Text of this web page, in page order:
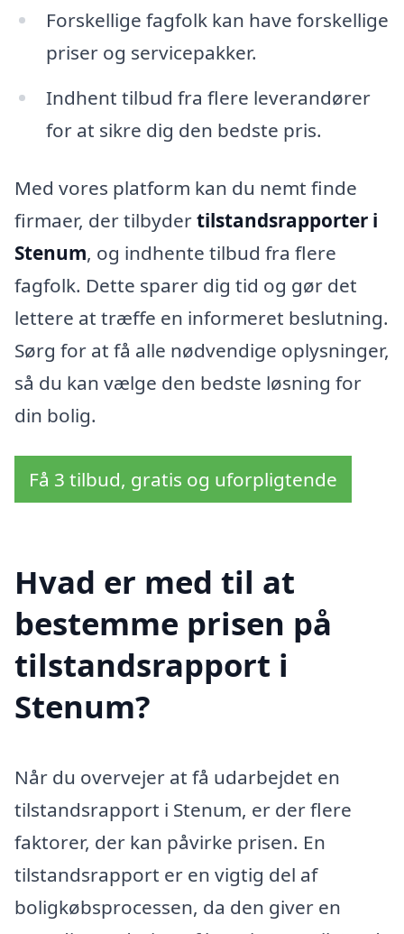
Forskellige fagfolk kan have forskellige
priser og servicepakker.
Indhent tilbud fra flere leverandører
for at sikre dig den bedste pris.
Med vores platform kan du nemt finde
firmaer, der tilbydertilstandsrapporter i
Stenum, og indhente tilbud fra flere
fagfolk. Dette sparer dig tid og gør det
lettere at træffe en informeret beslutning.
Sørg for at få alle nødvendige oplysninger,
så du kan vælge den bedste løsning for
din bolig.
Få 3 tilbud, gratis og uforpligtende
Hvad er med til at
bestemme prisen på
tilstandsrapport i
Stenum?
Når du overvejer at få udarbejdet en
tilstandsrapport i Stenum, er der flere
faktorer, der kan påvirke prisen. En
tilstandsrapport er en vigtig del af
boligkøbsprocessen, da den giver en